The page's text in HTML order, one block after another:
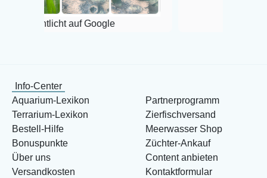
auf Google
Info-Center
Aquarium-Lexikon
Terrarium-Lexikon
Bestell-Hilfe
Bonuspunkte
Über uns
Versandkosten
Partnerprogramm
Zierfischversand
Meerwasser Shop
Züchter-Ankauf
Content anbieten
Kontaktformular